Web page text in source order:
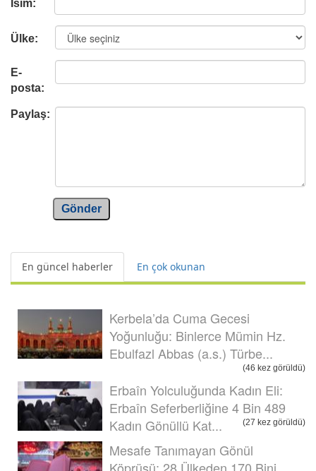
İsim:
Ülke:
E-
posta:
Paylaş:
Gönder
En güncel haberler En çok okunan
Kerbela’da Cuma Gecesi
Yoğunluğu: Binlerce Mümin Hz.
Ebulfazl Abbas (a.s.) Türbe...
(46 kez görüldü)
Erbaîn Yolculuğunda Kadın Eli:
Erbaîn Seferberliğine 4 Bin 489
Kadın Gönüllü Kat...
(27 kez görüldü)
Mesafe Tanımayan Gönül
Köprüsü: 28 Ülkeden 170 Bini